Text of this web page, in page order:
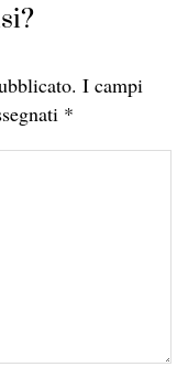
I campi
*